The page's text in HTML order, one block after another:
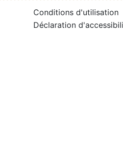
Conditions d'utilisation
Déclaration